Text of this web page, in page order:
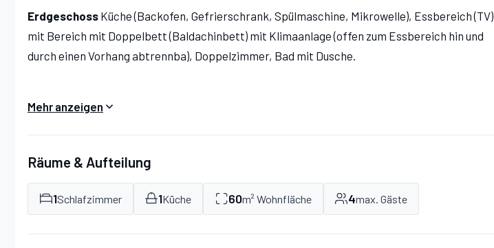
Erdgeschoss Küche (Backofen, Gefrierschrank, Spülmaschine, Mikrowelle), Essbereich (TV)
mit Bereich mit Doppelbett (Baldachinbett) mit Klimaanlage (offen zum Essbereich hin und
durch einen Vorhang abtrennba), Doppelzimmer, Bad mit Dusche.
Mehr anzeigen
Räume & Aufteilung
1Schlafzimmer 1Küche 60m² Wohnfläche 4max. Gäste